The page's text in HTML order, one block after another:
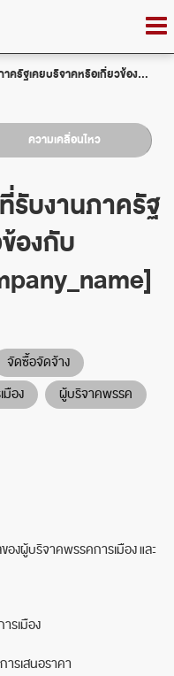
รัฐเคยบริจาคหรือเกี่ยวข้อง...
ความเคลื่อนไหว
บงานภาครัฐ
องกับ
จัดซื้อจัดจ้าง
มือง
ผู้บริจาคพรรค
งผู้บริจาคพรรคการเมือง และ
รเมือง
รเสนอราคา